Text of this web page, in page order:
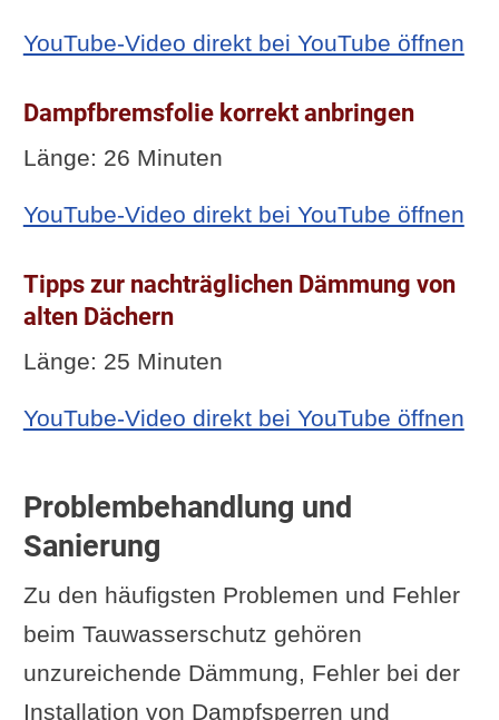
YouTube-Video direkt bei YouTube öffnen
Dampfbremsfolie korrekt anbringen
Länge: 26 Minuten
YouTube-Video direkt bei YouTube öffnen
Tipps zur nachträglichen Dämmung von
alten Dächern
Länge: 25 Minuten
YouTube-Video direkt bei YouTube öffnen
Problembehandlung und
Sanierung
Zu den häufigsten Problemen und Fehler
beim Tauwasserschutz gehören
unzureichende Dämmung, Fehler bei der
Installation von Dampfsperren und